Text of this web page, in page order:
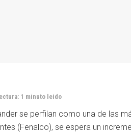
1 minuto leído
se perfilan como una de las
(Fenalco), se espera un